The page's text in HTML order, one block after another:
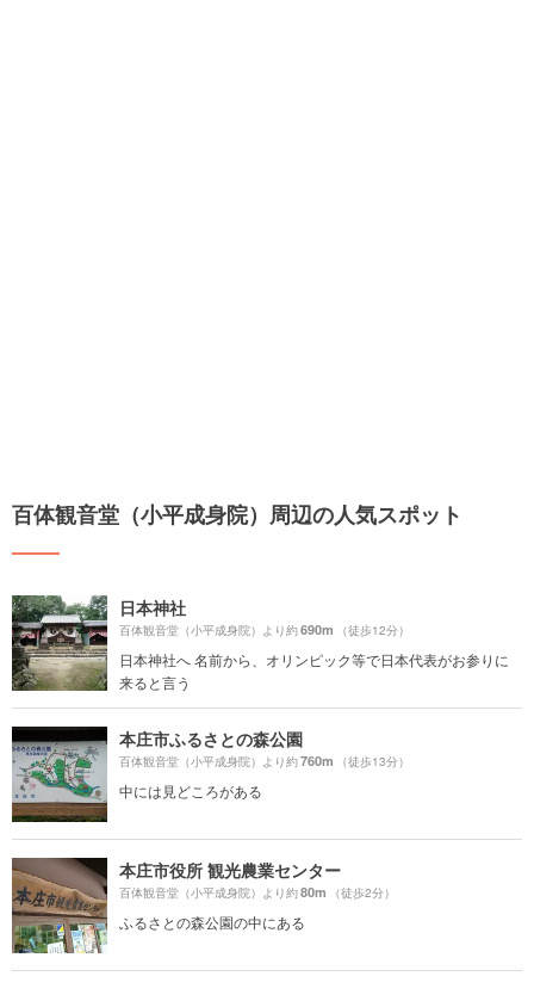
百体観音堂（小平成身院）周辺の人気スポット
日本神社
百体観音堂（小平成身院）より約690m （徒歩12分）
日本神社へ 名前から、オリンピック等で日本代表がお参りに
来ると言う
本庄市ふるさとの森公園
百体観音堂（小平成身院）より約760m （徒歩13分）
中には見どころがある
本庄市役所 観光農業センター
百体観音堂（小平成身院）より約80m （徒歩2分）
ふるさとの森公園の中にある